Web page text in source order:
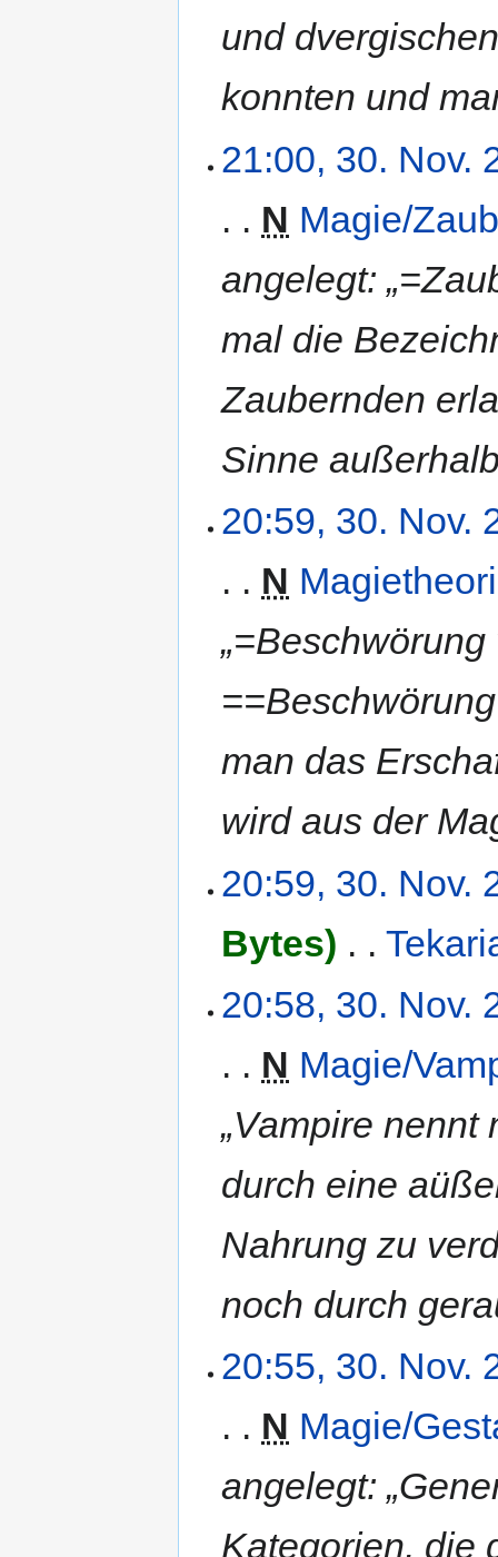
und
konnten und
21:00, 30. Nov.
N Magie/
angelegt:
mal die
Zaubernden
Sinne
20:59, 30. Nov.
N
man das
wird aus der
20:59, 30. Nov.
Bytes
20:58, 30. Nov.
N Magie/
„Vampire
durch eine
Nahrung zu
noch durch
20:55, 30. Nov.
N Magie/
angelegt:
Kategorien, die